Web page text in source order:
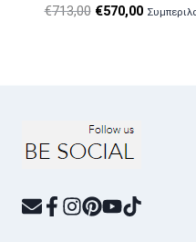
€713,00 Original
€570,00Η